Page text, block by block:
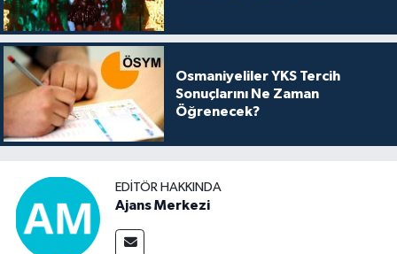
Osmaniyeliler YKS Tercih
Sonuçlarını Ne Zaman
Öğrenecek?
EDITÖR HAKKINDA
Ajans Merkezi